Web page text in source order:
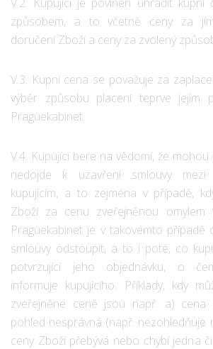
způsobem, a to včetně ceny za
doručení Zboží a ceny za zvolený
V.3. Kupní cena se považuje za
výběr způsobu placení teprve jejím
Praguekabinet.
V.4. Kupující bere na vědomí, že
nedojde k uzavření smlouvy mezi
kupujícím, a to zejména v případě,
Zboží za cenu zveřejněnou omylem
Praguekabinet je v takovémto případě
smlouvy odstoupit, a to i poté, co
potvrzující jeho objednávku, o
informuje kupujícího. Příklady, kdy
zveřejněné ceně jsou např. a)
pohled nesprávná (např. nezohledňuje
ceny Zboží přebývá nebo chybí jedna